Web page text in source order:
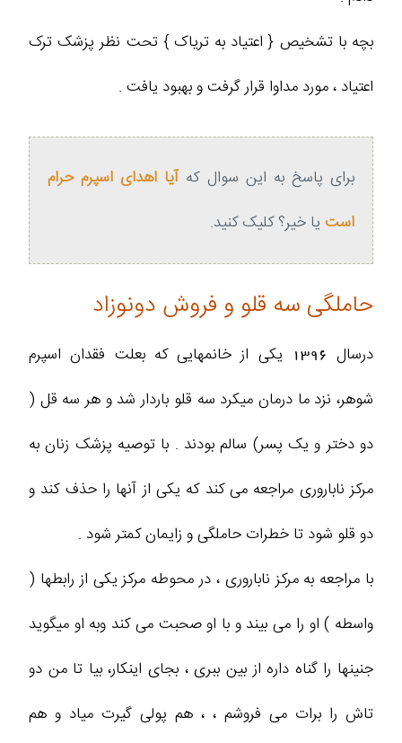
بچه با تشخیص { اعتیاد به تریاک } تحت نظر پزشک ترک
اعتیاد ، مورد مداوا قرار گرفت و بهبود یافت .
برای پاسخ به این سوال کهآیا اهدای اسپرم حرام
است یا خیر؟ کلیک کنید.
حاملگی سه قلو و فروش دونوزاد
درسال 1396 یکی از خانمهایی که بعلت فقدان اسپرم
شوهر، نزد ما درمان میکرد سه قلو باردار شد و هر سه قل (
دو دختر و یک پسر) سالم بودند . با توصیه پزشک زنان به
مرکز ناباروری مراجعه می کند که یکی از آنها را حذف کند و
دو قلو شود تا خطرات حاملگی و زایمان کمتر شود .
با مراجعه به مرکز ناباروری ، در محوطه مرکز یکی از رابطها (
واسطه ) او را می بیند و با او صحبت می کند وبه او میگوید
جنینها را گناه داره از بین ببری ، بجای اینکار، بیا تا من دو
تاش را برات می فروشم ، ، هم پولی گیرت میاد و هم